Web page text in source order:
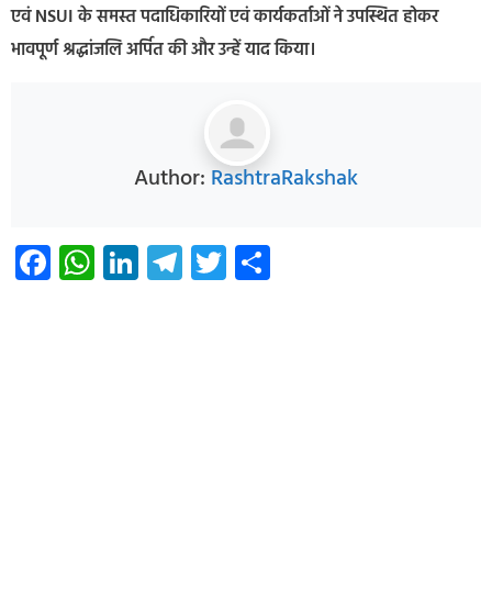
एवं NSUI के समस्त पदाधिकारियों एवं कार्यकर्ताओं ने उपस्थित होकर
भावपूर्ण श्रद्धांजलि अर्पित की और उन्हें याद किया।
Author: RashtraRakshak
Facebook
WhatsApp
LinkedIn
Telegram
Twitter